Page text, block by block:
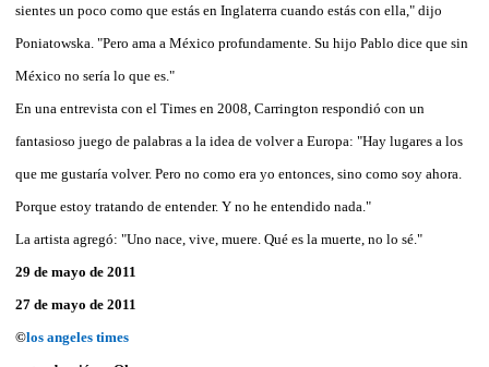
sientes un poco como que estás en Inglaterra cuando estás con ella," dijo
Poniatowska. "Pero ama a México profundamente. Su hijo Pablo dice que sin
México no sería lo que es."
En una entrevista con el Times en 2008, Carrington respondió con un
fantasioso juego de palabras a la idea de volver a Europa: "Hay lugares a los
que me gustaría volver. Pero no como era yo entonces, sino como soy ahora.
Porque estoy tratando de entender. Y no he entendido nada."
La artista agregó: "Uno nace, vive, muere. Qué es la muerte, no lo sé."
29 de mayo de 2011
27 de mayo de 2011
©los angeles times